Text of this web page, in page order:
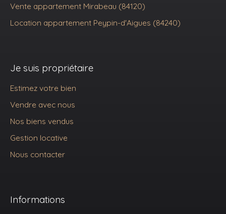
Vente appartement Mirabeau (84120)
Location appartement Peypin-d'Aigues (84240)
Je suis propriétaire
Estimez votre bien
Vendre avec nous
Nos biens vendus
Gestion locative
Nous contacter
Informations